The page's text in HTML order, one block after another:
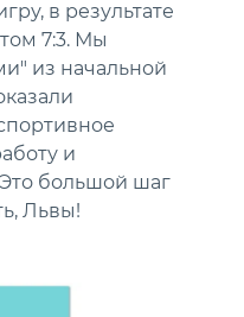
в результате
7:3. Мы
из начальной
и
большой шаг
Львы!